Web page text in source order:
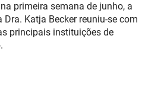
primeira semana de junho, a
Katja Becker reuniu-se com
principais instituições de